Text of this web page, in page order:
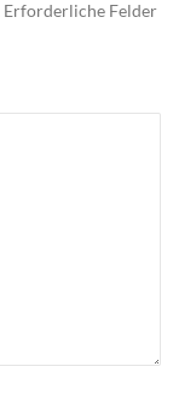
Erforderliche Felder